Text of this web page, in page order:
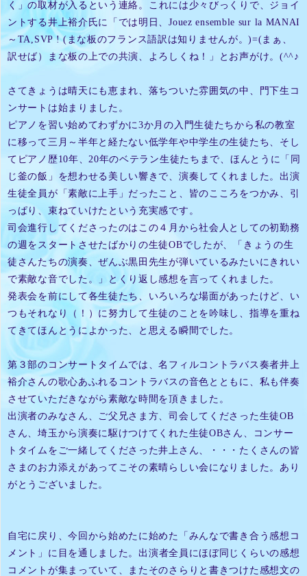
く」の取材が入るという連絡。 これには少々びっくりで、ジョイ
ントする井上裕介氏に「では明日、Jouez ensemble sur la MANAI
～TA,SVP ! (まな板のフランス語訳は知りませんが。)=(まぁ、
訳せば）まな板の上での共演、よろしくね！」とお声がけ。(^^♪
さてきょうは晴天にも恵まれ、落ちついた雰囲気の中、門下生コ
ンサートは始まりました。
ピアノを習い始めてわずかに3か月の入門生徒たちから私の教室
に移って三月～半年と経たない低学年や中学生の生徒たち、そし
てピアノ歴10年、20年のベテラン生徒たちまで、ほんとうに「同
じ釜の飯」を想わせる美しい響きで、演奏してくれました。出演
生徒全員が「素敵に上手」だったこと、皆のこころをつかみ、引
っぱり、束ねていけたという充実感です。
司会進行してくださったのはこの４月から社会人としての初勤務
の週をスタートさせたばかりの生徒OBでしたが、「きょうの生
徒さんたちの演奏、ぜんぶ黒田先生が弾いているみたいにきれい
で素敵な音でした。」とくり返し感想を言ってくれました。
発表会を前にして各生徒たち、いろいろな場面があったけど、い
つもそれなり（！）に努力して生徒のことを吟味し、指導を重ね
てきてほんとうによかった、と思える瞬間でした。
第３部のコンサートタイムでは、名フィルコントラバス奏者井上
裕介さんの歌心あふれるコントラバスの音色とともに、私も伴奏
させていただきながら素敵な時間を頂きました。
出演者のみなさん、ご父兄さま方、司会してくださった生徒OB
さん、埼玉から演奏に駆けつけてくれた生徒OBさん、コンサー
トタイムをご一緒してくださった井上さん、・・・たくさんの皆
さまのお力添えがあってこその素晴らしい会になりました。あり
がとうございました。
自宅に戻り、今回から始めたに始めた「みんなで書き合う感想コ
メント」に目を通しました。 出演者全員にほぼ同じくらいの感想
コメントが集まっていて、またそのさらりと書きつけた感想文の